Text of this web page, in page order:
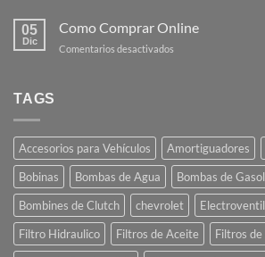
05
Dic
Como Comprar Online
Comentarios desactivados
TAGS
Accesorios para Vehículos Amortiguadores
Bobinas
Bombas de Agua
Bombas de
Bombines de Clutch
chevrolet
Filtro Hidraulico
Filtros de Aceite
Filtros de